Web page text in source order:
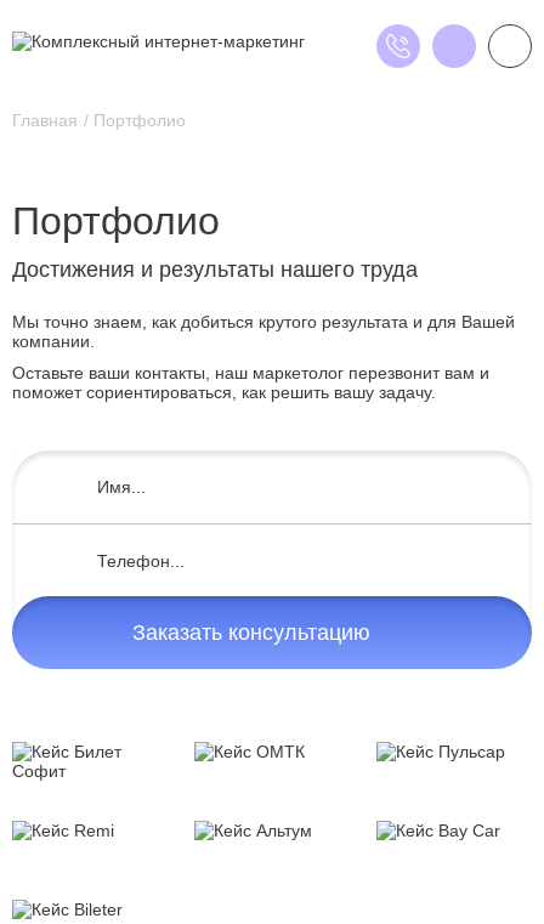
Главная Портфолио
Портфолио
Достижения и результаты нашего труда
Мы точно знаем, как добиться крутого результата и для Вашей
компании.
Оставьте ваши контакты, наш маркетолог перезвонит вам и
поможет сориентироваться, как решить вашу задачу.
Заказать консультацию